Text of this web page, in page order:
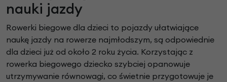
nauki jazdy
Rowerki biegowe dla dzieci to pojazdy ułatwiające
naukę jazdy na rowerze najmłodszym, są odpowiednie
dla dzieci już od około 2 roku życia. Korzystając z
rowerka biegowego dziecko szybciej opanowuje
utrzymywanie równowagi, co świetnie przygotowuje je